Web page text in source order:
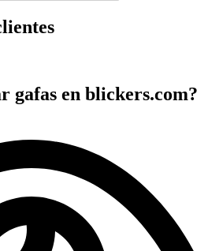
gafas en blickers.com?